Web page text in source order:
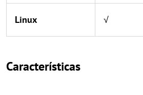
Linux √
Características